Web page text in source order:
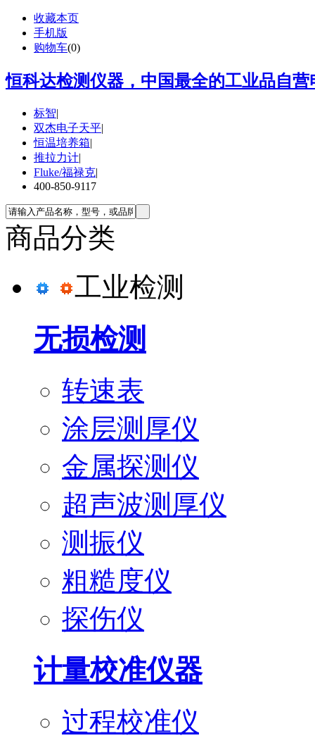
收藏本页
手机版
购物车(0)
恒科达检测仪器，中国最全的工业品自
标智|
双杰电子天平|
恒温培养箱|
推拉力计|
Fluke/福禄克|
400-850-9117
商品分类
工业检测
无损检测
转速表
涂层测厚仪
金属探测仪
超声波测厚仪
测振仪
粗糙度仪
探伤仪
计量校准仪器
过程校准仪